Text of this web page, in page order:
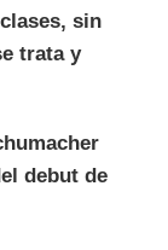
sin
trata y
debut de